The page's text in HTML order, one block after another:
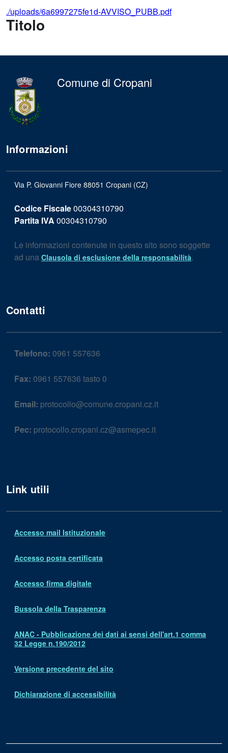
./uploads/6a6997275fe1d-AVVISO_PUBB.pdf
Titolo
Comune di Cropani
Informazioni
Via P. Giovanni Fiore 88051 Cropani (CZ)
Codice Fiscale00304310790
Partita IVA 00304310790
Le informazioni contenute in questo sito sono soggette
ad una Clausola di esclusione della responsabilità.
Contatti
Telefono: 0961 557636
Fax: 0961 557636 tasto 0
Email: protocollo@comune.cropani.cz.it
Pec: protocollo.cropani.cz@asmepec.it
Link utili
Accesso mail Istituzionale
Accesso posta certificata
Accesso firma digitale
Bussola della Trasparenza
ANAC - Pubblicazione dei dati ai sensi dell'art.1 comma
32 Legge n.190/2012
Versione precedente del sito
Dichiarazione di accessibilità